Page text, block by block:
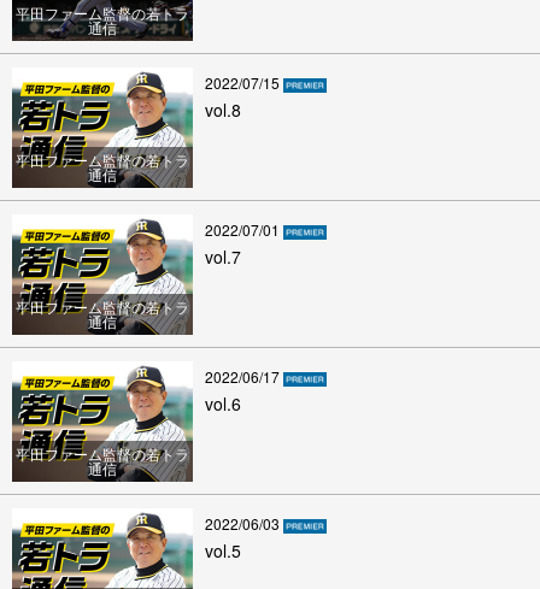
平田ファーム監督の若トラ
通信
平田ファーム監督の若トラ
通信
2022/07/15
vol.8
平田ファーム監督の若トラ
通信
2022/07/01
vol.7
平田ファーム監督の若トラ
通信
2022/06/17
vol.6
2022/06/03
vol.5